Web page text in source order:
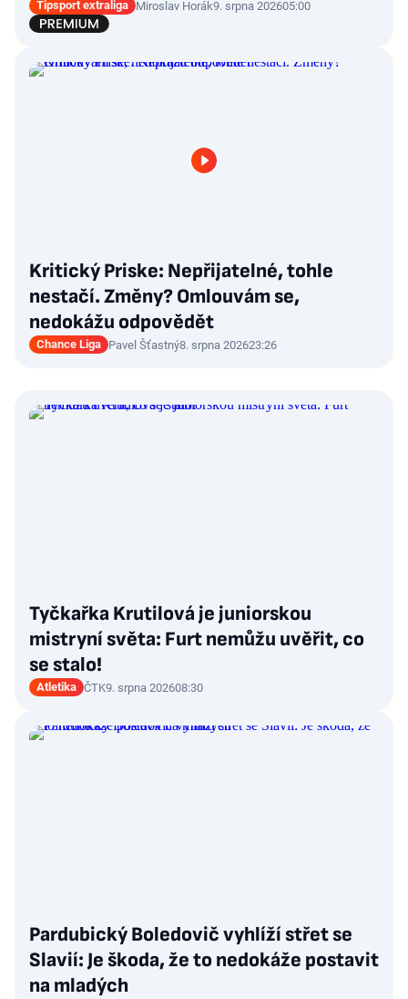
Tipsport extraliga Miroslav Horák9. srpna 202605:00
Kritický Priske: Nepřijatelné, tohle
nestačí. Změny? Omlouvám se,
nedokážu odpovědět
Chance Liga Pavel Šťastný8. srpna 202623:26
Tyčkařka Krutilová je juniorskou
mistryní světa: Furt nemůžu uvěřit, co
se stalo!
Atletika ČTK9. srpna 202608:30
Pardubický Boledovič vyhlíží střet se
Slavií: Je škoda, že to nedokáže postavit
na mladých